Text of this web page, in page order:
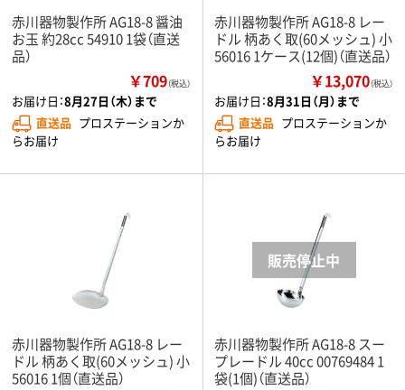
赤川器物製作所 AG18-8 醤油
お玉 約28cc 54910 1袋（直送
品）
￥709（税込）
お届け日：8月27日（木）まで
直送品 プロステーションか
らお届け
赤川器物製作所 AG18-8 レー
ドル 柄あく取(60メッシュ) 小
56016 1ケース(12個)（直送品）
￥13,070（税込）
お届け日：8月31日（月）まで
直送品 プロステーションか
らお届け
赤川器物製作所 AG18-8 レー
ドル 柄あく取(60メッシュ) 小
56016 1個（直送品）
赤川器物製作所 AG18-8 スー
プレードル 40cc 00769484 1
袋(1個)（直送品）